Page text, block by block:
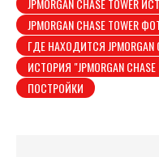
JPMORGAN CHASE TOWER
JPMORGAN CHASE TOWER
ГДЕ НАХОДИТСЯ JPMORGAN
ИСТОРИЯ "JPMORGAN CHASE
ПОСТРОЙКИ